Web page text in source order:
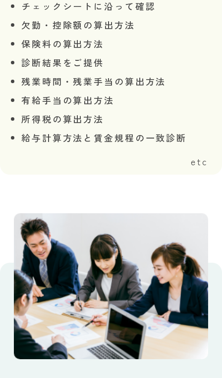
チェックシートに沿って確認
欠勤・控除額の算出方法
保険料の算出方法
診断結果をご提供
残業時間・残業手当の算出方法
有給手当の算出方法
所得税の算出方法
給与計算方法と賃金規程の一致診断
etc